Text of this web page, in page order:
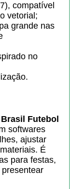
compatível
vetorial;
grande nas
no
Futebol
softwares
ajustar
É
para festas,